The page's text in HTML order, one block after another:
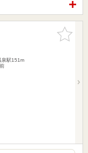
お気に入
りに追加
泉駅151m